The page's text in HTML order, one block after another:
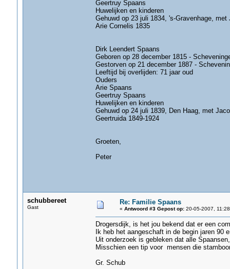
Geertruy Spaans
Huwelijken en kinderen
Gehuwd op 23 juli 1834, 's-Gravenhage,
Arie Cornelis 1835
Dirk Leendert Spaans
Geboren op 28 december 1815 -
Gestorven op 21 december 1887 -
Leeftijd bij overlijden: 71 jaar oud
Ouders
Arie Spaans
Geertruy Spaans
Huwelijken en kinderen
Gehuwd op 24 juli 1839, Den Haag, met
Geertruida 1849-1924
Groeten,
Peter
schubbereet
Gast
Re: Familie Spaans
« Antwoord #3 Gepost op:20-05-2007,
Drogersdijk, is het jou bekend dat er een
Ik heb het aangeschaft in de begin jaren 90
Uit onderzoek is gebleken dat alle
Misschien een tip voor mensen die
Gr. Schub